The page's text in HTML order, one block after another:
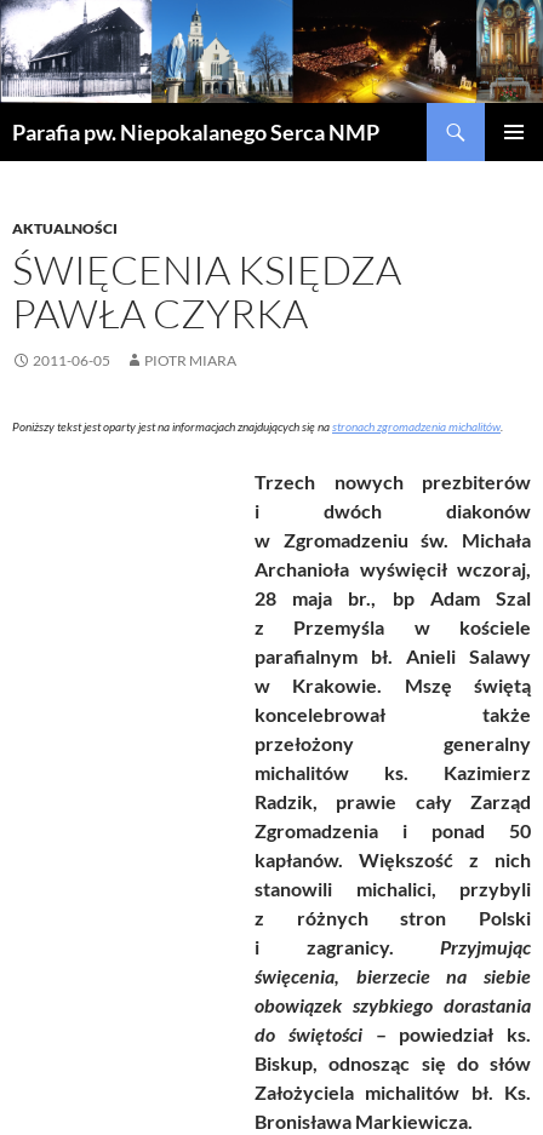
Parafia pw. Niepokalanego Serca NMP
AKTUALNOŚCI
ŚWIĘCENIA KSIĘDZA
PAWŁA CZYRKA
2011-06-05 PIOTR MIARA
Poniższy tekst jest oparty jest na informacjach znajdujących się nastronach zgromadzenia michalitów
Trzech nowych prezbiterów
i dwóch diakonów
w Zgromadzeniu św. Michała
Archanioła wyświęcił wczoraj,
28 maja br., bp Adam Szal
z Przemyśla w kościele
parafialnym bł. Anieli Salawy
w Krakowie. Mszę świętą
koncelebrował także
przełożony generalny
michalitów ks. Kazimierz
Radzik, prawie cały Zarząd
Zgromadzenia i ponad 50
kapłanów. Większość z nich
stanowili michalici, przybyli
z różnych stron Polski
i zagranicy. Przyjmując
święcenia, bierzecie na siebie
obowiązek szybkiego dorastania
do świętości – powiedział ks.
Biskup, odnosząc się do słów
Założyciela michalitów bł. Ks.
Bronisława Markiewicza.